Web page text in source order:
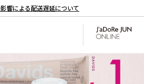
響による配送遅延について